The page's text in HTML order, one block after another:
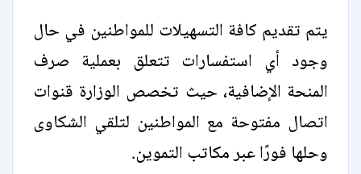
يتم تقديم كافة التسهيلات للمواطنين في حال
وجود أي استفسارات تتعلق بعملية صرف
المنحة الإضافية، حيث تخصص الوزارة قنوات
اتصال مفتوحة مع المواطنين لتلقي الشكاوى
وحلها فورًا عبر مكاتب التموين.